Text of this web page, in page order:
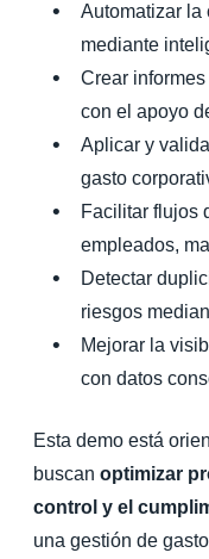
Automatizar la
mediante
Crear
con el apoyo
Aplicar y
gasto
Facilitar flujos
empleados,
Detectar
riesgos
Mejorar la
con datos
Esta demo está
buscan optimizar
control y el
una gestión de